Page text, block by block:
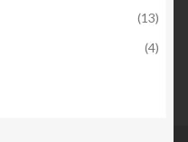
(13)
(4)